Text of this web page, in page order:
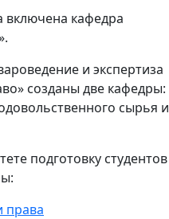
включена кафедра
и экспертиза
созданы две кафедры:
сырья и
подготовку студентов
права